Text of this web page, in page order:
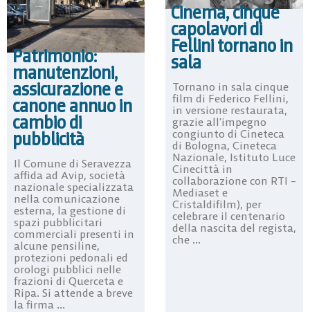
Patrimonio:
manutenzioni,
assicurazione e
canone annuo in
cambio di
pubblicità
Il Comune di Seravezza
affida ad Avip, società
nazionale specializzata
nella comunicazione
esterna, la gestione di
spazi pubblicitari
commerciali presenti in
alcune pensiline,
protezioni pedonali ed
orologi pubblici nelle
frazioni di Querceta e
Ripa. Si attende a breve
la firma ...
Cinema, cinque
capolavori di
Fellini tornano in
sala
Tornano in sala cinque
film di Federico Fellini,
in versione restaurata,
grazie all’impegno
congiunto di Cineteca
di Bologna, Cineteca
Nazionale, Istituto Luce
Cinecittà in
collaborazione con RTI –
Mediaset e
Cristaldifilm), per
celebrare il centenario
della nascita del regista,
che ...